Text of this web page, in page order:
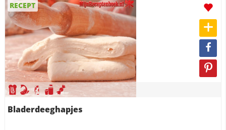
RECEPT
Bladerdeeghapjes